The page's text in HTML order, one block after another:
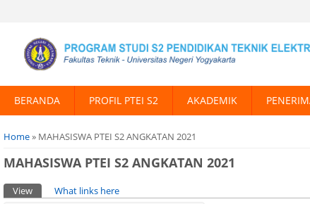
BERANDA PROFIL PTEI S2 AKADEMIK
You are here
Home» MAHASISWA PTEI S2 ANGKATAN 2021
MAHASISWA PTEI S2 ANGKATAN 2021
Primary tabs
View (active tab)
What links here